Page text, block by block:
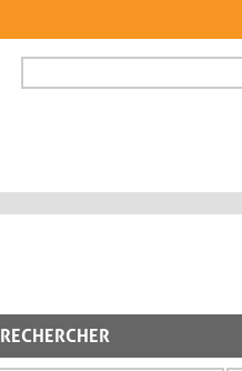
FORMULAIRE DE
RECHERCHER